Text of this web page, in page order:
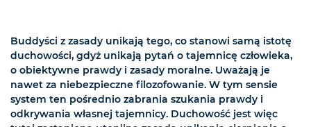
Buddyści z zasady unikają tego, co stanowi samą istotę
duchowości, gdyż unikają pytań o tajemnicę człowieka,
o obiektywne prawdy i zasady moralne. Uważają je
nawet za niebezpieczne filozofowanie. W tym sensie
system ten pośrednio zabrania szukania prawdy i
odkrywania własnej tajemnicy. Duchowość jest więc